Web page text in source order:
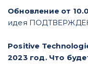
Обновление от
идея
Positive
2023 год. Что